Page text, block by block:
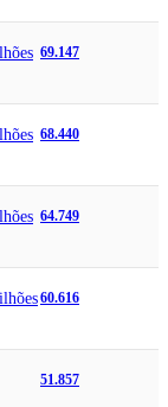
69.147
68.440
64.749
60.616
51.857